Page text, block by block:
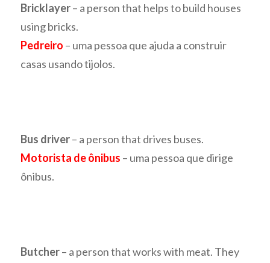
Bricklayer– a person that helps to build houses
using bricks.
Pedreiro – uma pessoa que ajuda a construir
casas usando tijolos.
Bus driver– a person that drives buses.
Motorista de ônibus – uma pessoa que dirige
ônibus.
Butcher– a person that works with meat. They